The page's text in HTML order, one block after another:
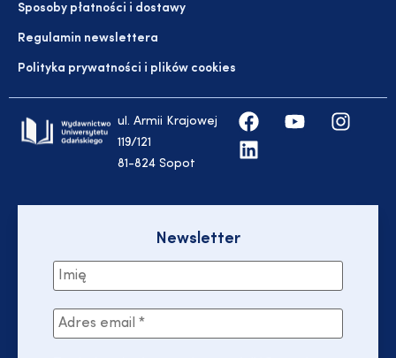
Sposoby płatności i dostawy
Regulamin newslettera
Polityka prywatności i plików cookies
ul. Armii Krajowej
119/121
81-824 Sopot
Newsletter